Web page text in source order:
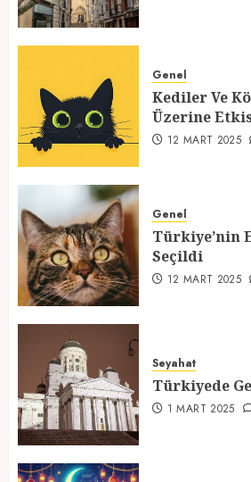
3
Seçildi
12 MART 2025
4
1 MART 2025
5
28 ŞUBAT 2025
Genel
Kediler Ve
Üzerine
12 MART 2025
Genel
Türkiye’nin
Seçildi
12 MART 2025
Seyahat
Türkiyede
1 MART 2025